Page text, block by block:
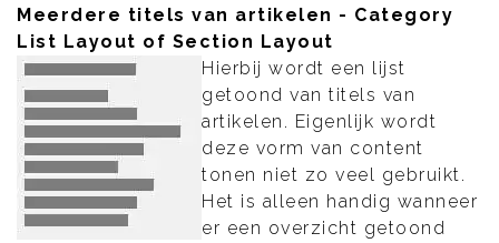
Meerdere titels van artikelen - Category
List Layout of Section Layout
Hierbij wordt een lijst
getoond van titels van
artikelen. Eigenlijk wordt
deze vorm van content
tonen niet zo veel gebruikt.
Het is alleen handig wanneer
er een overzicht getoond